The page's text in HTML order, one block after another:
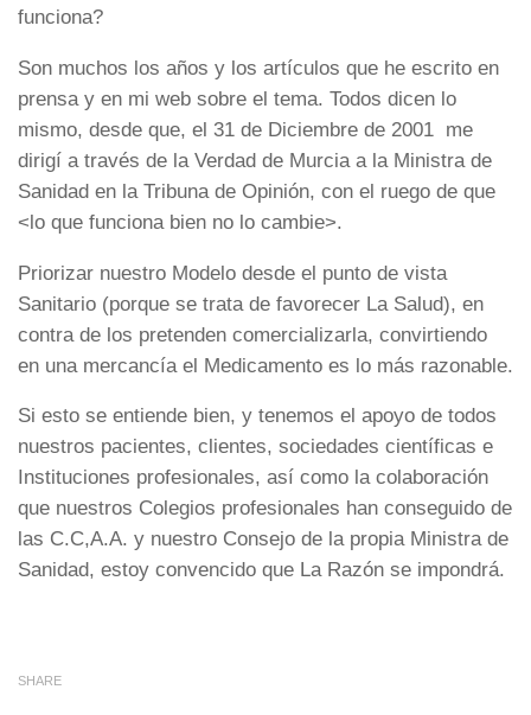
funciona?
Son muchos los años y los artículos que he escrito en
prensa y en mi web sobre el tema. Todos dicen lo
mismo, desde que, el 31 de Diciembre de 2001 me
dirigí a través de la Verdad de Murcia a la Ministra de
Sanidad en la Tribuna de Opinión, con el ruego de que
<lo que funciona bien no lo cambie>.
Priorizar nuestro Modelo desde el punto de vista
Sanitario (porque se trata de favorecer La Salud), en
contra de los pretenden comercializarla, convirtiendo
en una mercancía el Medicamento es lo más razonable.
Si esto se entiende bien, y tenemos el apoyo de todos
nuestros pacientes, clientes, sociedades científicas e
Instituciones profesionales, así como la colaboración
que nuestros Colegios profesionales han conseguido de
las C.C,A.A. y nuestro Consejo de la propia Ministra de
Sanidad, estoy convencido que La Razón se impondrá.
SHARE